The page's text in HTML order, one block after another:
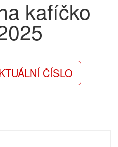
kafíčko
ČÍSLO